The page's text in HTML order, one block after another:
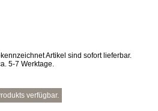
Artikel sind sofort lieferbar.
5-7 Werktage.
verfügbar.